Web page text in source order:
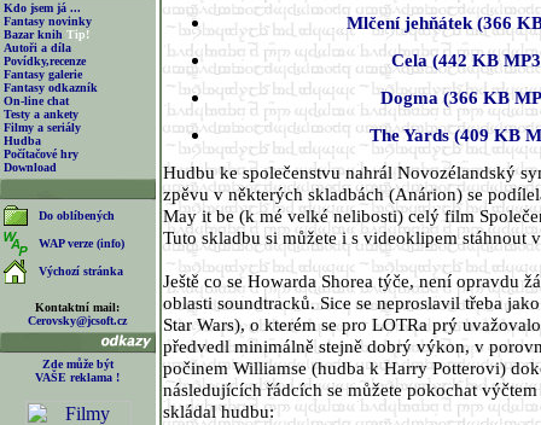
Kdo jsem já ...
Fantasy novinky
Bazar knih Tip!
Autoři a díla
Povídky,recenze
Fantasy galerie
Fantasy odkazník
On-line chat
Testy a ankety
Filmy a seriály
Hudba
Počítačové hry
Download
Do oblíbených
WAP verze (info)
Výchozí stránka
Kontaktní mail:
Cerovsky@jcsoft.cz
Zde může být
VAŠE reklama !
Mlčení jehňátek (366
Cela (442 KB
Dogma (366 KB
The Yards (409 KB
Hudbu ke společenstvu nahrál Novozélandský
zpěvu v některých skladbách (Anárion) se
May it be (k mé velké nelibosti) celý film
Tuto skladbu si můžete i s videoklipem stáhnout
Ještě co se Howarda Shorea týče, není opravdu
oblasti soundtracků. Sice se neproslavil třeba
Star Wars), o kterém se pro LOTRa prý
předvedl minimálně stejně dobrý výkon, v
počinem Williamse (hudba k Harry Potterovi)
následujících řádcích se můžete pokochat
skládal hudbu: